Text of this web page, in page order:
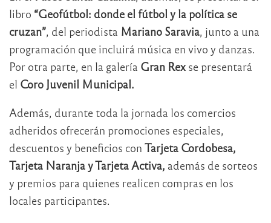
libro “Geofútbol: donde el fútbol y la política se
cruzan”, del periodista Mariano Saravia, junto a una
programación que incluirá música en vivo y danzas.
Por otra parte, en la galería Gran Rex se presentará
el Coro Juvenil Municipal.
Además, durante toda la jornada los comercios
adheridos ofrecerán promociones especiales,
descuentos y beneficios con Tarjeta Cordobesa,
Tarjeta Naranja y Tarjeta Activa, además de sorteos
y premios para quienes realicen compras en los
locales participantes.